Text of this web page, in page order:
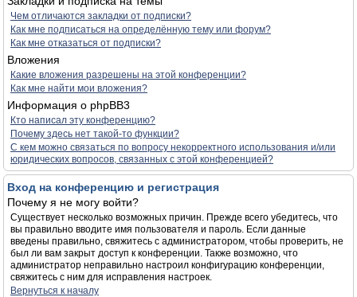
Чем отличаются закладки от подписки?
Как мне подписаться на определённую тему или форум?
Как мне отказаться от подписки?
Вложения
Какие вложения разрешены на этой конференции?
Как мне найти мои вложения?
Информация о phpBB3
Кто написал эту конференцию?
Почему здесь нет такой-то функции?
С кем можно связаться по вопросу некорректного использования и/или
юридических вопросов, связанных с этой конференцией?
Вход на конференцию и регистрация
Почему я не могу войти?
Существует несколько возможных причин. Прежде всего убедитесь, что
вы правильно вводите имя пользователя и пароль. Если данные
введены правильно, свяжитесь с администратором, чтобы проверить, не
был ли вам закрыт доступ к конференции. Также возможно, что
администратор неправильно настроил конфигурацию конференции,
свяжитесь с ним для исправления настроек.
Вернуться к началу